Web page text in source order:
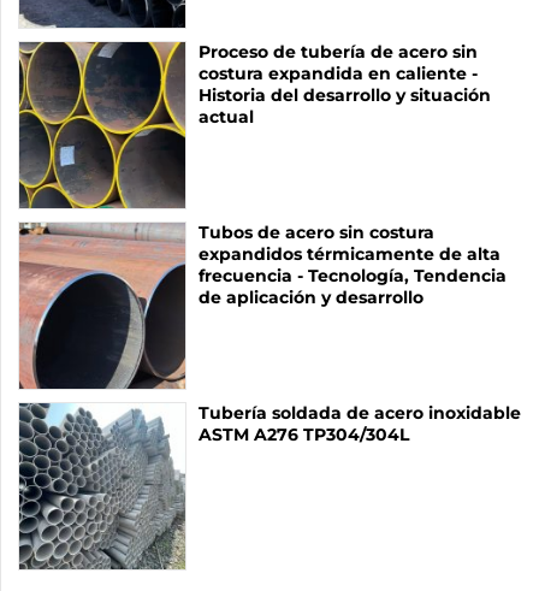
Proceso de tubería de acero sin
costura expandida en caliente -
Historia del desarrollo y situación
actual
Tubos de acero sin costura
expandidos térmicamente de alta
frecuencia - Tecnología, Tendencia
de aplicación y desarrollo
Tubería soldada de acero inoxidable
ASTM A276 TP304/304L